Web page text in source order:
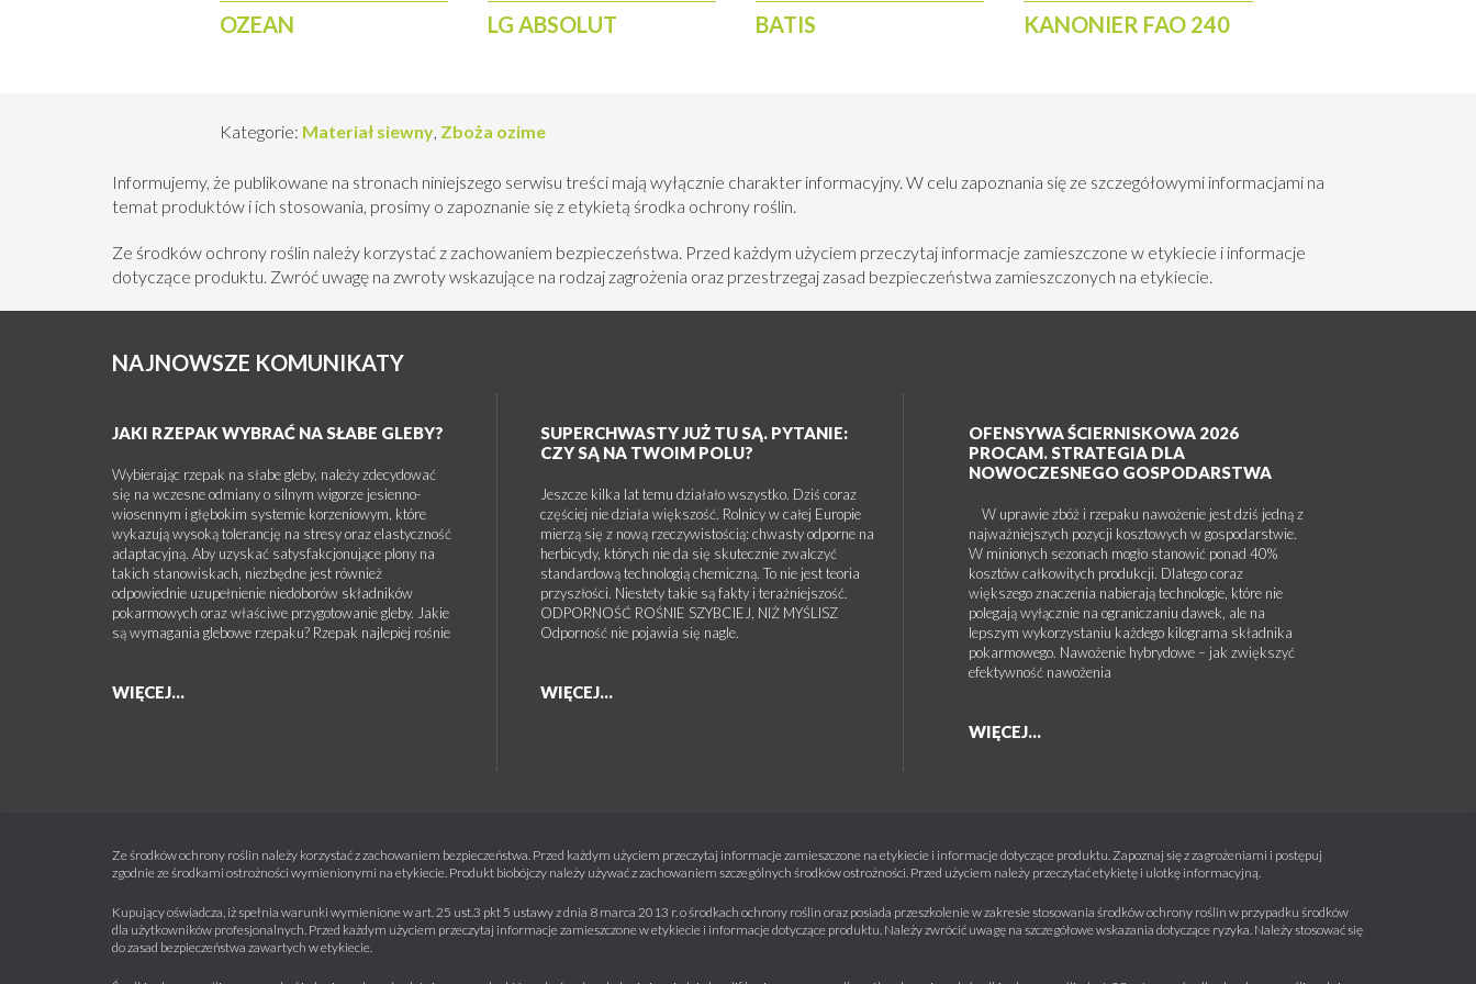
OZEAN LG ABSOLUT BATIS KANONIER FAO 240
Kategorie: Materiał siewny, Zboża ozime
Informujemy, że publikowane na stronach niniejszego serwisu treści mają wyłącznie charakter informacyjny. W celu zapoznania się ze szczegółowymi informacjami na
temat produktów i ich stosowania, prosimy o zapoznanie się z etykietą środka ochrony roślin.
Ze środków ochrony roślin należy korzystać z zachowaniem bezpieczeństwa. Przed każdym użyciem przeczytaj informacje zamieszczone w etykiecie i informacje
dotyczące produktu. Zwróć uwagę na zwroty wskazujące na rodzaj zagrożenia oraz przestrzegaj zasad bezpieczeństwa zamieszczonych na etykiecie.
NAJNOWSZE KOMUNIKATY
JAKI RZEPAK WYBRAĆ NA SŁABE GLEBY?
Wybierając rzepak na słabe gleby, należy zdecydować
się na wczesne odmiany o silnym wigorze jesienno-
wiosennym i głębokim systemie korzeniowym, które
wykazują wysoką tolerancję na stresy oraz elastyczność
adaptacyjną. Aby uzyskać satysfakcjonujące plony na
takich stanowiskach, niezbędne jest również
odpowiednie uzupełnienie niedoborów składników
pokarmowych oraz właściwe przygotowanie gleby. Jakie
są wymagania glebowe rzepaku? Rzepak najlepiej rośnie
WIĘCEJ...
SUPERCHWASTY JUŻ TU SĄ. PYTANIE:
CZY SĄ NA TWOIM POLU?
Jeszcze kilka lat temu działało wszystko. Dziś coraz
częściej nie działa większość. Rolnicy w całej Europie
mierzą się z nową rzeczywistością: chwasty odporne na
herbicydy, których nie da się skutecznie zwalczyć
standardową technologią chemiczną. To nie jest teoria
przyszłości. Niestety takie są fakty i teraźniejszość.
ODPORNOŚĆ ROŚNIE SZYBCIEJ, NIŻ MYŚLISZ
Odporność nie pojawia się nagle.
WIĘCEJ...
OFENSYWA ŚCIERNISKOWA 2026
PROCAM. STRATEGIA DLA
NOWOCZESNEGO GOSPODARSTWA
W uprawie zbóż i rzepaku nawożenie jest dziś jedną z
najważniejszych pozycji kosztowych w gospodarstwie.
W minionych sezonach mogło stanowić ponad 40%
kosztów całkowitych produkcji. Dlatego coraz
większego znaczenia nabierają technologie, które nie
polegają wyłącznie na ograniczaniu dawek, ale na
lepszym wykorzystaniu każdego kilograma składnika
pokarmowego. Nawożenie hybrydowe – jak zwiększyć
efektywność nawożenia
WIĘCEJ...
Ze środków ochrony roślin należy korzystać z zachowaniem bezpieczeństwa. Przed każdym użyciem przeczytaj informacje zamieszczone na etykiecie i informacje dotyczące produktu. Zapoznaj się z zagrożeniami i postępuj
zgodnie ze środkami ostrożności wymienionymi na etykiecie. Produkt biobójczy należy używać z zachowaniem szczególnych środków ostrożności. Przed użyciem należy przeczytać etykietę i ulotkę informacyjną.
Kupujący oświadcza, iż spełnia warunki wymienione w art. 25 ust.3 pkt 5 ustawy z dnia 8 marca 2013 r. o środkach ochrony roślin oraz posiada przeszkolenie w zakresie stosowania środków ochrony roślin w przypadku środków
dla użytkowników profesjonalnych. Przed każdym użyciem przeczytaj informacje zamieszczone w etykiecie i informacje dotyczące produktu. Należy zwrócić uwagę na szczegółowe wskazania dotyczące ryzyka. Należy stosować się
do zasad bezpieczeństwa zawartych w etykiecie.